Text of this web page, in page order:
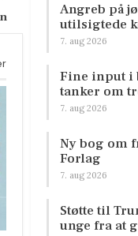
Angreb på
utilsigtede
7. aug 2026
Fine input i
tanker om
7. aug 2026
Ny bog om
Forlag
7. aug 2026
Støtte til
unge fra at